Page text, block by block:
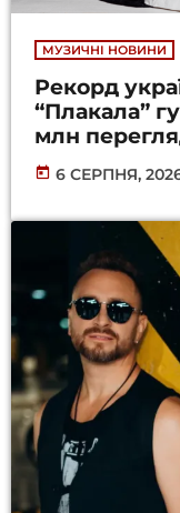
МУЗИЧНІ НОВИНИ
Рекорд
“Плакала”
млн
today 6 СЕРПНЯ,